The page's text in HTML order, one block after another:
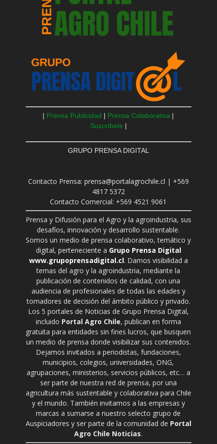
| Prensa Publicidad | Prensa Colaborativa |
Suscríbete |
GRUPO PRENSA DIGITAL
Contacto Prensa: prensa@portalagrochile.cl | +569
4817 5372
Contacto Comercial: +569 4521 9061
Prensa y Difusión para el Agro y la agroindustria, sus
desafíos, innovación y desarrollo sustentable.
Somos un medio de prensa colaborativo, temático y
digital, perteneciente a Grupo Prensa Digital
www.grupoprensadigital.cl. Damos visibilidad a
temas del agro y la agroindustria, mediante la
publicación de contenidos de calidad, con una
audiencia de profesionales de todas las edades y
tomadores de decisión del ámbito público y privado.
Los 5 portales de Noticias de Grupo Prensa Digital,
incluido Portal Agro Chile, publican en forma
gratuita para entidades sin fines lucros, que busquen
un medio de prensa donde visibilizar sus contenidos.
Dejamos invitados a periodistas, fundaciones,
municipios, colegios, universidades, ONG,
agrupaciones, ministerios, servicios públicos, etc… a
ser parte de nuestra red de prensa, por una
agricultura más sustentable y colaborativa para Chile
y el mundo. También invitamos a las empresas y
marcas a sumarse a nuestro selecto grupo de
Auspiciadores y ser parte de la comunidad de Portal
Agro Chile Noticias.